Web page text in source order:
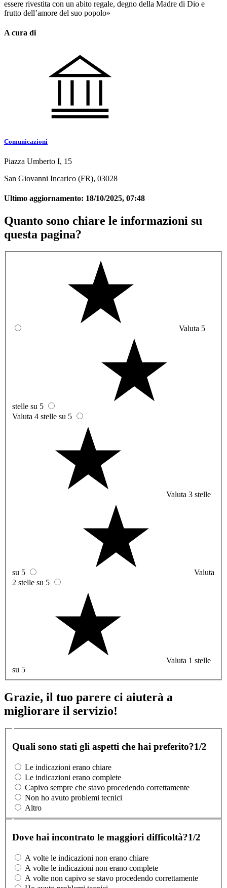
essere rivestita con un abito regale, degno della Madre di Dio e
frutto dell’amore del suo popolo»
A cura di
Comunicazioni
Piazza Umberto I, 15
San Giovanni Incarico (FR), 03028
Ultimo aggiornamento: 18/10/2025, 07:48
Quanto sono chiare le informazioni su
questa pagina?
Valuta 5
stelle su 5
Valuta 4 stelle su 5
Valuta 3 stelle
su 5
Valuta
2 stelle su 5
Valuta 1 stelle
su 5
Grazie, il tuo parere ci aiuterà a
migliorare il servizio!
Quali sono stati gli aspetti che hai preferito?1/2
Le indicazioni erano chiare
Le indicazioni erano complete
Capivo sempre che stavo procedendo correttamente
Non ho avuto problemi tecnici
Altro
Dove hai incontrato le maggiori difficoltà?1/2
A volte le indicazioni non erano chiare
A volte le indicazioni non erano complete
A volte non capivo se stavo procedendo correttamente